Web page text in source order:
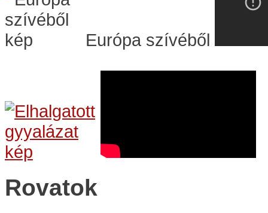
Európa szívéből
Rovatok